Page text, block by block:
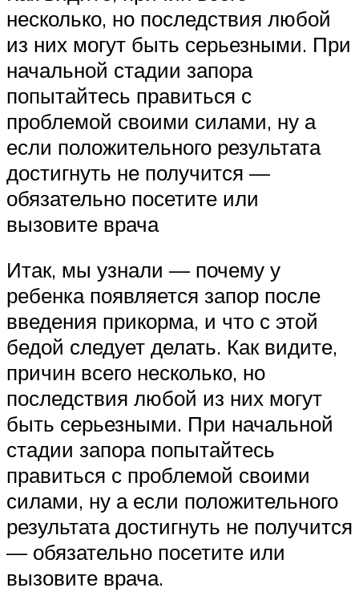
несколько, но последствия любой
из них могут быть серьезными. При
начальной стадии запора
попытайтесь правиться с
проблемой своими силами, ну а
если положительного результата
достигнуть не получится —
обязательно посетите или
вызовите врача
Итак, мы узнали — почему у
ребенка появляется запор после
введения прикорма, и что с этой
бедой следует делать. Как видите,
причин всего несколько, но
последствия любой из них могут
быть серьезными. При начальной
стадии запора попытайтесь
правиться с проблемой своими
силами, ну а если положительного
результата достигнуть не получится
— обязательно посетите или
вызовите врача.